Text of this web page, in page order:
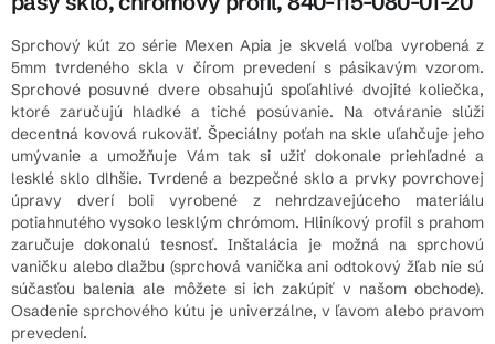
Sprchový kút zo série Mexen Apia je skvelá voľba vyrobená z
5mm tvrdeného skla v čírom prevedení s pásikavým vzorom.
Sprchové posuvné dvere obsahujú spoľahlivé dvojité koliečka,
ktoré zaručujú hladké a tiché posúvanie. Na otváranie slúži
decentná kovová rukoväť. Špeciálny poťah na skle uľahčuje jeho
umývanie a umožňuje Vám tak si užiť dokonale priehľadné a
lesklé sklo dlhšie. Tvrdené a bezpečné sklo a prvky povrchovej
úpravy dverí boli vyrobené z nehrdzavejúceho materiálu
potiahnutého vysoko lesklým chrómom. Hliníkový profil s prahom
zaručuje dokonalú tesnosť. Inštalácia je možná na sprchovú
vaničku alebo dlažbu (sprchová vanička ani odtokový žľab nie sú
súčasťou balenia ale môžete si ich zakúpiť v našom obchode).
Osadenie sprchového kútu je univerzálne, v ľavom alebo pravom
prevedení.